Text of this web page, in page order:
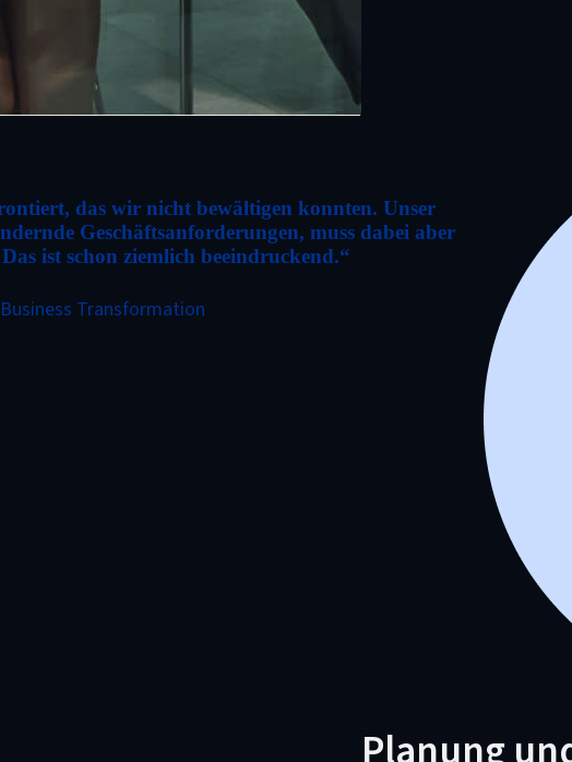
das wir nicht bewältigen konnten. Unser
Geschäftsanforderungen, muss dabei aber
ist schon ziemlich beeindruckend.“
Transformation